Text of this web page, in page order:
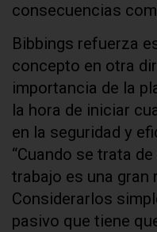
consecuencias
Bibbings refuerza
concepto en otra
importancia de la
la hora de iniciar
en la seguridad y
“Cuando se trata
trabajo es una gran
Considerarlos
pasivo que tiene